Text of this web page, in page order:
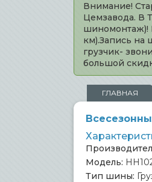
Внимание!
Цемзавода. В
шиномонтаж)!
км).Запись на
грузчик-
большой
ГЛАВНАЯ
Модель:
Тип шины: